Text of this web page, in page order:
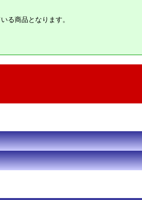
る商品となります。